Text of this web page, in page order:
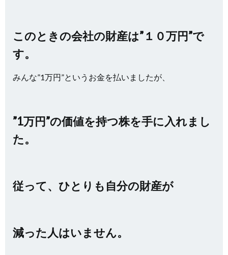
このときの会社の財産は”１０万円”で
す。
みんな”1万円”というお金を払いましたが、
”1万円”の価値を持つ株を手に入れまし
た。
従って、ひとりも自分の財産が
減った人はいません。